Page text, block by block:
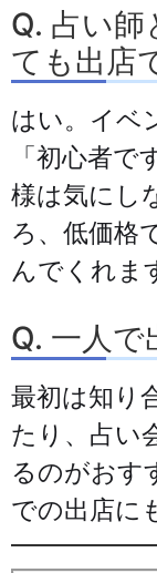
Q. 占い師
ても出店
はい。イベ
「初心者
様は気にし
ろ、低価格
んでくれま
Q. 一人で
最初は知り
たり、占い
るのがおす
での出店に